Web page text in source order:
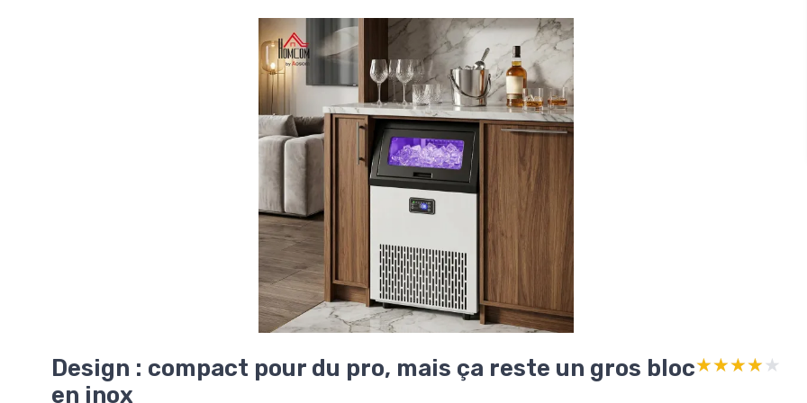
Design : compact pour du pro, mais ça reste un gros bloc
en inox
★★★★★
★★★★★